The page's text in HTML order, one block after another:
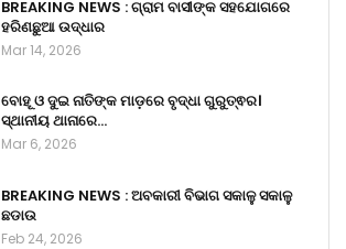
BREAKING NEWS : ଗ୍ରାମ ବାସୀଙ୍କ ସହଯୋଗରେ
ହରିଣଛୁଆ ଉଦ୍ଧାର
Mar 14, 2026
ବୋହୂ ଓ ଦୁଇ ନାତିଙ୍କ ମାଡ଼ରେ ବୃଦ୍ଧା ଗୁରୁତ୍ଵର।
ସ୍ଥାନୀୟ ଥାନାରେ…
Mar 6, 2026
BREAKING NEWS : ଅବକାରୀ ବିଭାଗ ସକାଳୁ ସକାଳୁ
ଛଡାଉ
Feb 24, 2026